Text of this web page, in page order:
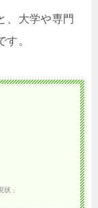
、大学や専門
。
」